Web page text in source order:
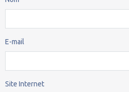
E-mail
Site Internet